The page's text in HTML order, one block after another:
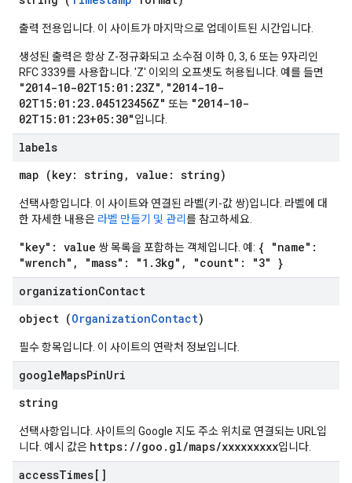
출력 전용입니다. 이 사이트가 마지막으로 업데이트된 시간입니다.
생성된 출력은 항상 Z-정규화되고 소수점 이하 0, 3, 6 또는 9자리인
RFC 3339를 사용합니다. 'Z' 이외의 오프셋도 허용됩니다. 예를 들면
"2014-10-02T15:01:23Z", "2014-10-
02T15:01:23.045123456Z" 또는 "2014-10-
02T15:01:23+05:30"입니다.
labels
map (key: string, value: string)
선택사항입니다. 이 사이트와 연결된 라벨(키-값 쌍)입니다. 라벨에 대
한 자세한 내용은 라벨 만들기 및 관리 를 참고하세요.
"key": value 쌍 목록을 포함하는 객체입니다. 예: { "name":
"wrench", "mass": "1.3kg", "count": "3" }
organizationContact
object (OrganizationContact)
필수 항목입니다. 이 사이트의 연락처 정보입니다.
googleMapsPinUri
string
선택사항입니다. 사이트의 Google 지도 주소 위치로 연결되는 URL입
니다. 예시 값은 https://goo.gl/maps/xxxxxxxxx입니다.
accessTimes[]